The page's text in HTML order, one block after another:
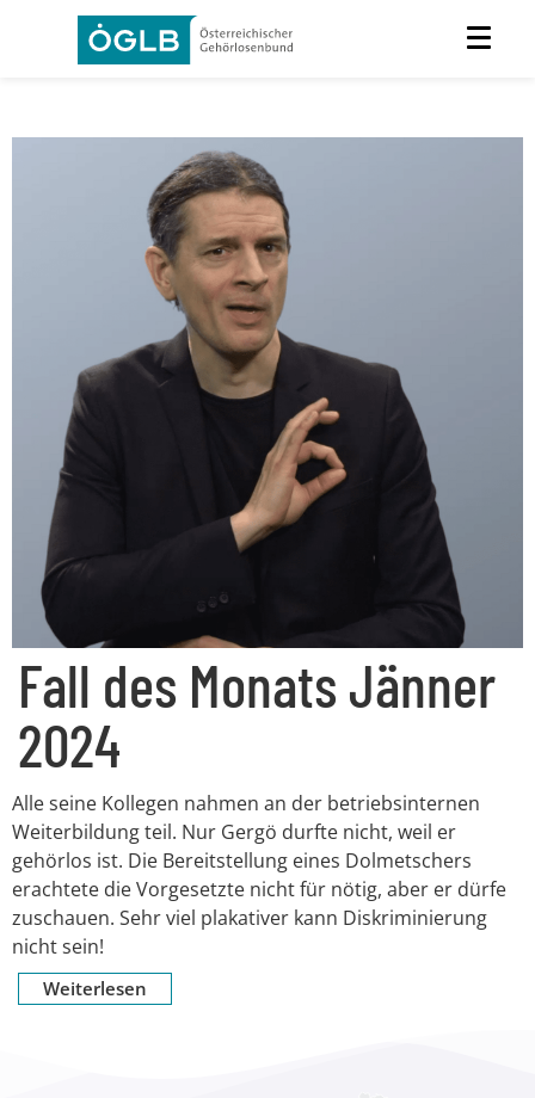
Fall des Monats Jänner
2024
Alle seine Kollegen nahmen an der betriebsinternen
Weiterbildung teil. Nur Gergö durfte nicht, weil er
gehörlos ist. Die Bereitstellung eines Dolmetschers
erachtete die Vorgesetzte nicht für nötig, aber er dürfe
zuschauen. Sehr viel plakativer kann Diskriminierung
nicht sein!
Weiterlesen